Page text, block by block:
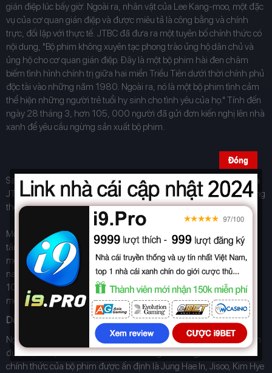
gián điệp lúc bấy giờ. Ngoài ra, nhân vật của Lee Kang-moo, một đặc
vụ của cơ quan gián điệp và được miêu tả là công bằng và chính
trực, đối lập với thực tế. JTBC đã đưa ra một tuyên bố chính thức có
nội dung, "Bộ phim không xuyên tạc phong trào ủng hộ dân chủ và
ủng hộ cho cơ quan gián điệp. Đây là một bộ phim hài đen châm
biếm tình hình chính trị giữa hai miền Triều Tiên dưới thời chính phủ
độc tài vào những năm 1980. Ngoài ra, nó là một bộ phim tình cảm
thể hiện những người trẻ tuổi hy sinh cho tình yêu của họ." Tính đến
ngày 28 tháng 3, hơn 105, 000 người đã gửi đơn kiến nghị lên nhà
xanh để yêu cầu ngừng sản xuất bộ phim.
Sau đó, Nhà Xanh đã lên tiếng. Họ ghi nhận thông báo trước đó của
JTBC và tôn trọng quyền tự do sáng tạo và thể hiện của đội ngũ, đồng
thời cho phép Snowdrop được tiếp tục sản xuất.
Mới đây một trong các đạo diễn của phim Snowdrop đã đăng một
tấm ảnh với nội dung "buổi quay cuối". Đã khiến đông đảo khán giả
mong chờ bộ phim mong chờ phim sẽ sớm được công chiếu. Hiện
nay, có nhiều tin đồn rằng phim sẽ chính thức lên sóng vào ngày
10/9/2021. Hi vọng nhà đài sẽ sớm tung Trailer phim để thỏa lòng
mong ngóng của người hâm mộ
Dàn diễn viên chính
Ngay sau khi dự án
Snowdropđược công bố, đã có rất nhiều cái tên
được lựa chọn vào vai chính. Thế nhưng sau cùng, dàn diễn viên
chính thức của bộ phim được ấn định là Jung Hae In, Jisoo, Kim Hye
Đóng